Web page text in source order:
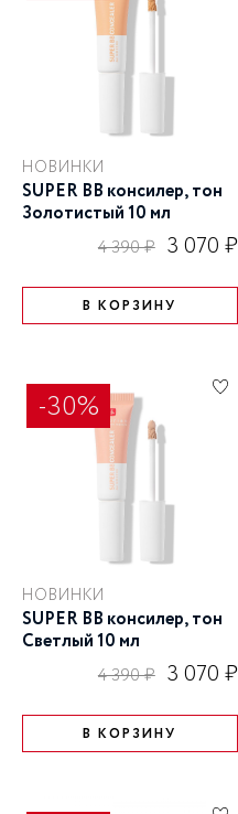
НОВИНКИ
SUPER BB консилер, тон
Золотистый 10 мл
4 390 ₽ 3 070 ₽
В КОРЗИНУ
-30%
НОВИНКИ
SUPER BB консилер, тон
Светлый 10 мл
4 390 ₽ 3 070 ₽
В КОРЗИНУ